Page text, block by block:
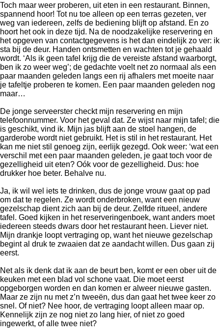
Toch maar weer proberen, uit eten in een restaurant. Binnen,
spannend hoor! Tot nu toe alleen op een terras gezeten, ver
weg van iedereen, zelfs de bediening blijft op afstand. En zo
hoort het ook in deze tijd. Na de noodzakelijke reservering en
het opgeven van contactgegevens is het dan eindelijk zo ver: ik
sta bij de deur. Handen ontsmetten en wachten tot je gehaald
wordt. ‘Als ik geen tafel krijg die de vereiste afstand waarborgt,
ben ik zo weer weg’; de gedachte voelt net zo normaal als een
paar maanden geleden langs een rij afhalers met moeite naar
je tafeltje proberen te komen. Een paar maanden geleden nog
maar…
De jonge serveerster checkt mijn reservering en mijn
telefoonnummer. Voor het geval dat. Ze wijst naar mijn tafel; die
is geschikt, vind ik. Mijn jas blijft aan de stoel hangen, de
garderobe wordt niet gebruikt. Het is stil in het restaurant. Het
kan me niet stil genoeg zijn, eerlijk gezegd. Ook weer: ‘wat een
verschil met een paar maanden geleden, je gaat toch voor de
gezelligheid uit eten? Oók voor de gezelligheid. Dus: hoe
drukker hoe beter. Behalve nu.
Ja, ik wil wel iets te drinken, dus de jonge vrouw gaat op pad
om dat te regelen. Ze wordt onderbroken, want een nieuw
gezelschap dient zich aan bij de deur. Zelfde ritueel, andere
tafel. Goed kijken in het reserveringenboek, want anders moet
iedereen steeds dwars door het restaurant heen. Liever niet.
Mijn drankje loopt vertraging op, want het nieuwe gezelschap
begint al druk te zwaaien dat ze aandacht willen. Dus gaan zij
eerst.
Net als ik denk dat ik aan de beurt ben, komt er een ober uit de
keuken met een blad vol schone vaat. Die moet eerst
opgeborgen worden en dan komen er alweer nieuwe gasten.
Maar ze zijn nu met z’n tweeën, dus dan gaat het twee keer zo
snel. Of niet? Nee hoor, de vertraging loopt alleen maar op.
Kennelijk zijn ze nog niet zo lang hier, of niet zo goed
ingewerkt, of alle twee niet?